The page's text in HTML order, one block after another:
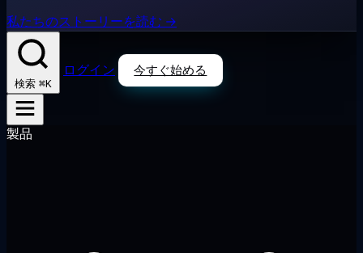
私たちのストーリーを読む →
検索 ⌘K
ログイン 今すぐ始める
製品